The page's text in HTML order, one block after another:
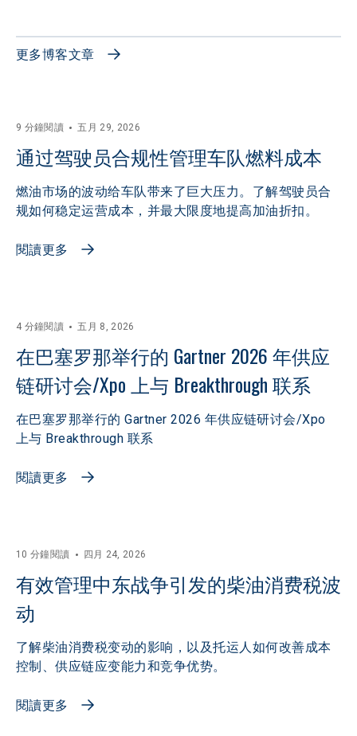
更多博客文章
9 分鐘閱讀 五月 29, 2026
通过驾驶员合规性管理车队燃料成本
燃油市场的波动给车队带来了巨大压力。了解驾驶员合
规如何稳定运营成本，并最大限度地提高加油折扣。
閱讀更多
4 分鐘閱讀 五月 8, 2026
在巴塞罗那举行的 Gartner 2026 年供应
链研讨会/Xpo 上与 Breakthrough 联系
在巴塞罗那举行的 Gartner 2026 年供应链研讨会/Xpo
上与 Breakthrough 联系
閱讀更多
10 分鐘閱讀 四月 24, 2026
有效管理中东战争引发的柴油消费税波
动
了解柴油消费税变动的影响，以及托运人如何改善成本
控制、供应链应变能力和竞争优势。
閱讀更多